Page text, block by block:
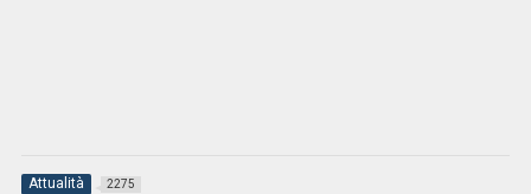
Attualità 2275